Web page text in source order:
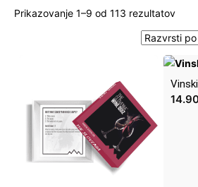
Prikazovanje 1–9 od 113 rezultatov
po